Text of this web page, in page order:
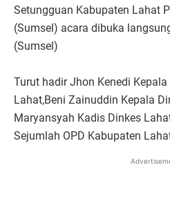
Setungguan Kabupaten Lahat
(Sumsel) acara dibuka
(Sumsel)
Turut hadir Jhon Kenedi
Lahat,Beni Zainuddin Kepala
Maryansyah Kadis Dinkes
Sejumlah OPD Kabupaten